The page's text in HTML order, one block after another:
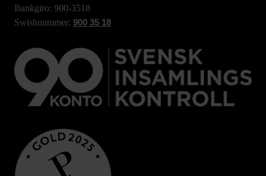
Bankgiro: 900-3518
Swishnummer: 900 35 18